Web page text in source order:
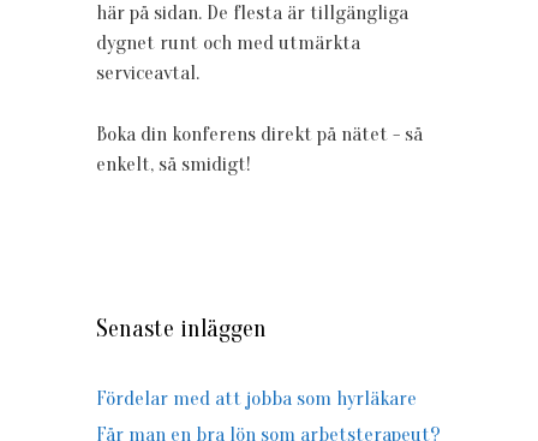
här på sidan. De flesta är tillgängliga
dygnet runt och med utmärkta
serviceavtal.
Boka din konferens direkt på nätet - så
enkelt, så smidigt!
Senaste inläggen
Fördelar med att jobba som hyrläkare
Får man en bra lön som arbetsterapeut?